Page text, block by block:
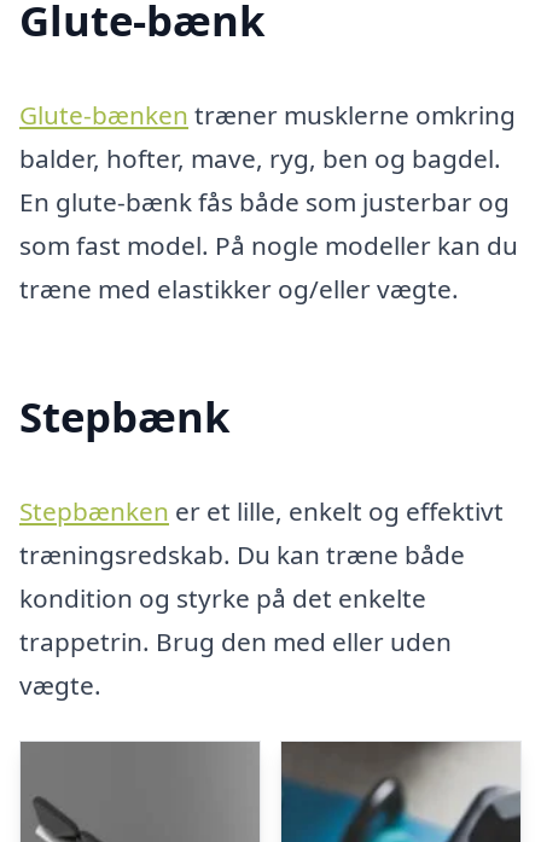
Glute-bænk
Glute-bænken træner musklerne omkring
balder, hofter, mave, ryg, ben og bagdel.
En glute-bænk fås både som justerbar og
som fast model. På nogle modeller kan du
træne med elastikker og/eller vægte.
Stepbænk
Stepbænken er et lille, enkelt og effektivt
træningsredskab. Du kan træne både
kondition og styrke på det enkelte
trappetrin. Brug den med eller uden
vægte.